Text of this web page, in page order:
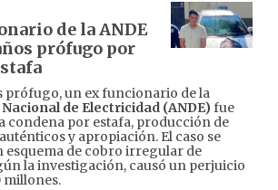
de la ANDE
prófugo por
prófugo, un ex funcionario de la
de Electricidad (ANDE)fue
condena por estafa, producción de
y apropiación. El caso se
esquema de cobro irregular de
la investigación, causó un perjuicio
millones.